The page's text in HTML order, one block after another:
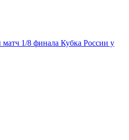
1/8 финала Кубка России у